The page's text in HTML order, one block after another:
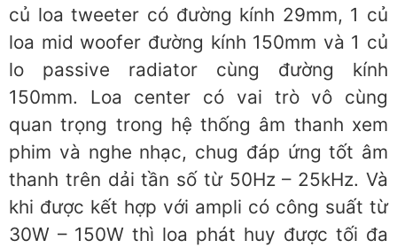
củ loa tweeter có đường kính 29mm, 1 củ
loa mid woofer đường kính 150mm và 1 củ
lo passive radiator cùng đường kính
150mm. Loa center có vai trò vô cùng
quan trọng trong hệ thống âm thanh xem
phim và nghe nhạc, chug đáp ứng tốt âm
thanh trên dải tần số từ 50Hz – 25kHz. Và
khi được kết hợp với ampli có công suất từ
30W – 150W thì loa phát huy được tối đa